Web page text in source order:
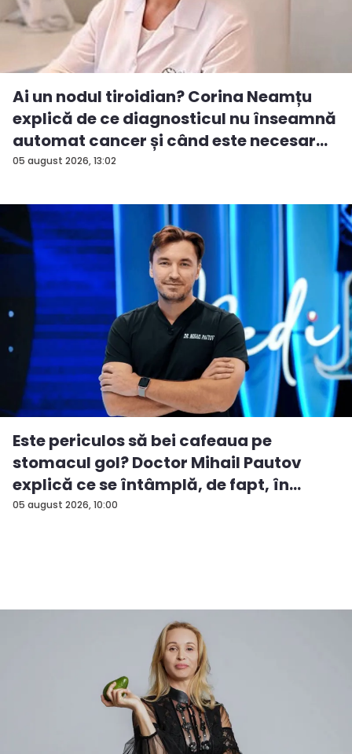
05 august 2026, 13:02
Ai un nodul tiroidian? Corina Neamțu
explică de ce diagnosticul nu înseamnă
automat cancer și când este necesar...
05 august 2026, 10:00
Este periculos să bei cafeaua pe
stomacul gol? Doctor Mihail Pautov
explică ce se întâmplă, de fapt, în
orga...